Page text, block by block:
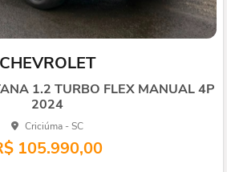
CHEVROLET
1.2 TURBO FLEX MANUAL 4P
2024
Criciúma - SC
105.990,00